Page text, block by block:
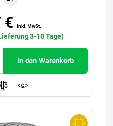
€ inkl. MwSt.
3-10 Tage)
In den Warenkorb